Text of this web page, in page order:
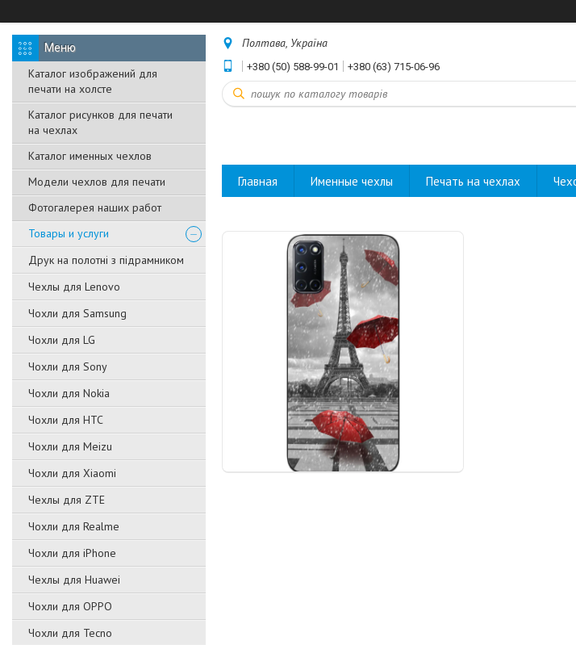
Каталог изображений для
печати на холсте
Каталог рисунков для печати
на чехлах
Каталог именных чехлов
Модели чехлов для печати
Фотогалерея наших работ
Товары и услуги
Друк на полотні з підрамником
Чехлы для Lenovo
Чохли для Samsung
Чохли для LG
Чохли для Sony
Чохли для Nokia
Чохли для HTC
Чохли для Meizu
Чохли для Xiaomi
Чехлы для ZTE
Чохли для Realme
Чохли для iPhone
Чехлы для Huawei
Чохли для OPPO
Чохли для Tecno
Полтава, Україна
+380 (50) 588-99-01 +380 (63) 715-06-96
Главная Именные чехлы Печать на чехлах